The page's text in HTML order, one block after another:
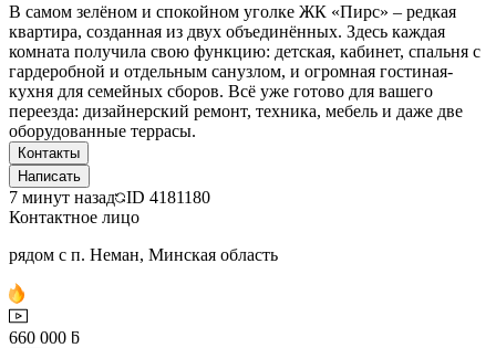
В самом зелёном и спокойном уголке ЖК «Пирс» – редкая
квартира, созданная из двух объединённых. Здесь каждая
комната получила свою функцию: детская, кабинет, спальня с
гардеробной и отдельным санузлом, и огромная гостиная-
кухня для семейных сборов. Всё уже готово для вашего
переезда: дизайнерский ремонт, техника, мебель и даже две
оборудованные террасы.
Контакты
Написать
7 минут назад ID 4181180
Контактное лицо
рядом с п. Неман, Минская область
660 000 ƃ